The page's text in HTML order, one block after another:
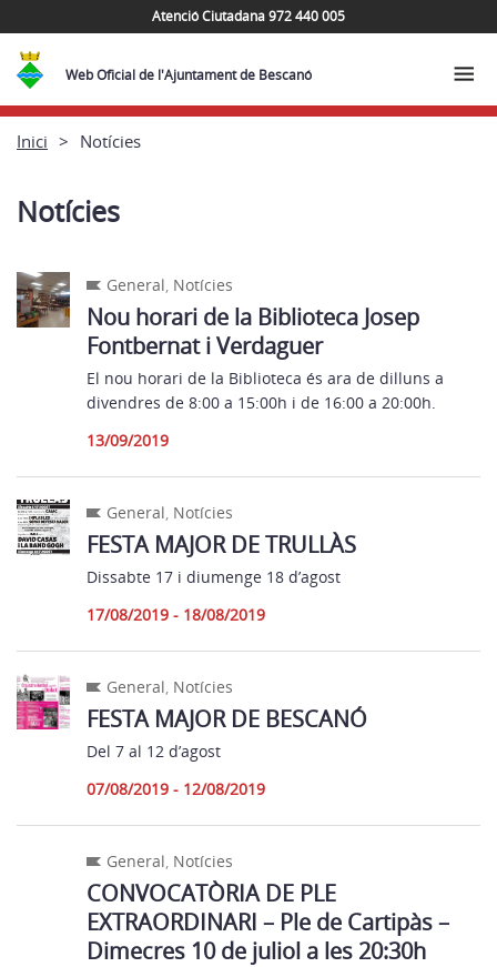
Atenció Ciutadana 972 440 005
Web Oficial de l'Ajuntament de Bescanó
Inici Notícies
Notícies
General, Notícies
Nou horari de la Biblioteca Josep
Fontbernat i Verdaguer
El nou horari de la Biblioteca és ara de dilluns a
divendres de 8:00 a 15:00h i de 16:00 a 20:00h.
13/09/2019
General, Notícies
FESTA MAJOR DE TRULLÀS
Dissabte 17 i diumenge 18 d’agost
17/08/2019 - 18/08/2019
General, Notícies
FESTA MAJOR DE BESCANÓ
Del 7 al 12 d’agost
07/08/2019 - 12/08/2019
General, Notícies
CONVOCATÒRIA DE PLE
EXTRAORDINARI – Ple de Cartipàs –
Dimecres 10 de juliol a les 20:30h